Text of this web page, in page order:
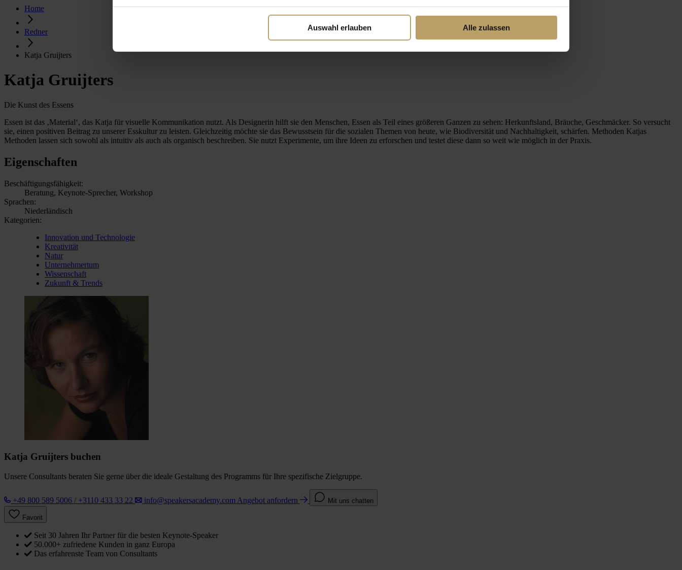
Auswahl erlauben Alle zulassen
Home
Redner
Katja Gruijters
Katja Gruijters
Die Kunst des Essens
Essen ist das ‚Material‘, das Katja für visuelle Kommunikation nutzt. Als Designerin hilft sie den Menschen, Essen als Teil eines größeren Ganzen zu sehen: Herkunftsland, Bräuche, Geschmäcker. So versucht
sie, einen positiven Beitrag zu unserer Esskultur zu leisten. Gleichzeitig möchte sie das Bewusstsein für die sozialen Themen von heute, wie Biodiversität und Nachhaltigkeit, schärfen. Methoden Katjas
Methoden lassen sich sowohl als intuitiv als auch als organisch beschreiben. Sie nutzt Experimente, um ihre Ideen zu erforschen und testet diese dann so weit wie möglich in der Praxis.
Eigenschaften
Beschäftigungsfähigkeit:
Beratung, Keynote-Sprecher, Workshop
Sprachen:
Niederländisch
Kategorien:
Innovation und Technologie
Kreativität
Natur
Unternehmertum
Wissenschaft
Zukunft & Trends
Katja Gruijters buchen
Unsere Consultants beraten Sie gerne über die ideale Gestaltung des Programms für Ihre spezifische Zielgruppe.
+49 800 589 5006 / +3110 433 33 22 info@speakersacademy.com Angebot anfordern Mit uns chatten
Favorit
Seit 30 Jahren Ihr Partner für die besten Keynote-Speaker
50.000+ zufriedene Kunden in ganz Europa
Das erfahrenste Team von Consultants